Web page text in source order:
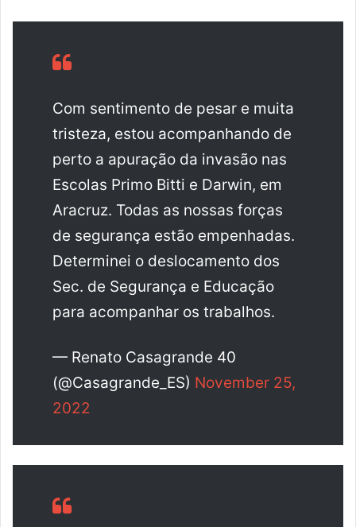
Com sentimento de pesar e muita
tristeza, estou acompanhando de
perto a apuração da invasão nas
Escolas Primo Bitti e Darwin, em
Aracruz. Todas as nossas forças
de segurança estão empenhadas.
Determinei o deslocamento dos
Sec. de Segurança e Educação
para acompanhar os trabalhos.
— Renato Casagrande 40
(@Casagrande_ES) November 25,
2022